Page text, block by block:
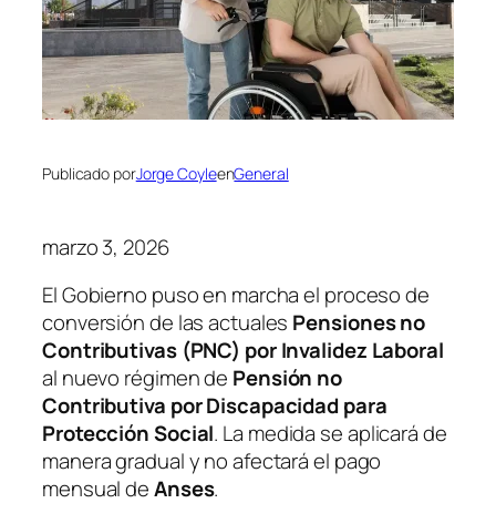
Publicado porJorge CoyleenGeneral
marzo 3, 2026
El Gobierno puso en marcha el proceso de
conversión de las actuales Pensiones no
Contributivas (PNC) por Invalidez Laboral
al nuevo régimen de Pensión no
Contributiva por Discapacidad para
Protección Social. La medida se aplicará de
manera gradual y no afectará el pago
mensual deAnses.